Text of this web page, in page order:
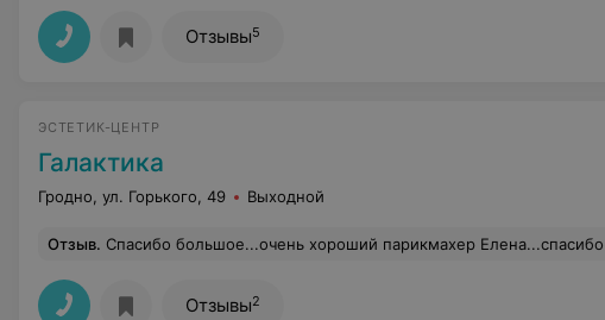
Отзывы5
ЭСТЕТИК-ЦЕНТР
Галактика
Гродно, ул. Горького, 49 Выходной
Отзыв. Спасибо большое...очень хороший парикмахер Елена...спасибо за хорошую покраску и
Отзывы2